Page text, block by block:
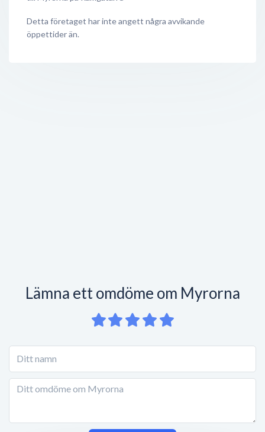
Detta företaget har inte angett några avvikande
öppettider än.
Lämna ett omdöme om Myrorna